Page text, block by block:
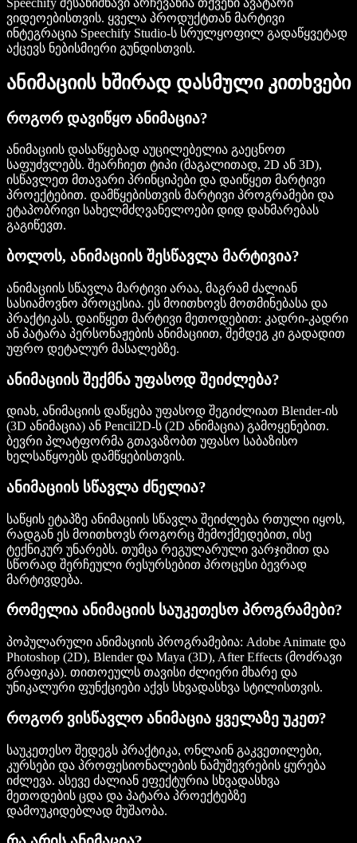
ვიდეოებისთვის. ყველა პროდუქტთან მარტივი
ინტეგრაცია Speechify Studio-ს სრულყოფილ გადაწყვეტად
აქცევს ნებისმიერი გუნდისთვის.
ანიმაციის ხშირად დასმული კითხვები
როგორ დავიწყო ანიმაცია?
ანიმაციის დასაწყებად აუცილებელია გაეცნოთ
საფუძვლებს. შეარჩიეთ ტიპი (მაგალითად, 2D ან 3D),
ისწავლეთ მთავარი პრინციპები და დაიწყეთ მარტივი
პროექტებით. დამწყებისთვის მარტივი პროგრამები და
ეტაპობრივი სახელმძღვანელოები დიდ დახმარებას
გაგიწევთ.
ბოლოს, ანიმაციის შესწავლა მარტივია?
ანიმაციის სწავლა მარტივი არაა, მაგრამ ძალიან
სასიამოვნო პროცესია. ეს მოითხოვს მოთმინებასა და
პრაქტიკას. დაიწყეთ მარტივი მეთოდებით: კადრი-კადრი
ან პატარა პერსონაჟების ანიმაციით, შემდეგ კი გადადით
უფრო დეტალურ მასალებზე.
ანიმაციის შექმნა უფასოდ შეიძლება?
დიახ, ანიმაციის დაწყება უფასოდ შეგიძლიათ Blender-ის
(3D ანიმაცია) ან Pencil2D-ს (2D ანიმაცია) გამოყენებით.
ბევრი პლატფორმა გთავაზობთ უფასო საბაზისო
ხელსაწყოებს დამწყებისთვის.
ანიმაციის სწავლა ძნელია?
საწყის ეტაპზე ანიმაციის სწავლა შეიძლება რთული იყოს,
რადგან ეს მოითხოვს როგორც შემოქმედებით, ისე
ტექნიკურ უნარებს. თუმცა რეგულარული ვარჯიშით და
სწორად შერჩეული რესურსებით პროცესი ბევრად
მარტივდება.
რომელია ანიმაციის საუკეთესო პროგრამები?
პოპულარული ანიმაციის პროგრამებია: Adobe Animate და
Photoshop (2D), Blender და Maya (3D), After Effects (მოძრავი
გრაფიკა). თითოეულს თავისი ძლიერი მხარე და
უნიკალური ფუნქციები აქვს სხვადასხვა სტილისთვის.
როგორ ვისწავლო ანიმაცია ყველაზე უკეთ?
საუკეთესო შედეგს პრაქტიკა, ონლაინ გაკვეთილები,
კურსები და პროფესიონალების ნამუშევრების ყურება
იძლევა. ასევე ძალიან ეფექტურია სხვადასხვა
მეთოდების ცდა და პატარა პროექტებზე
დამოუკიდებლად მუშაობა.